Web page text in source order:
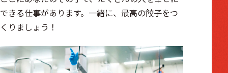
できる仕事があります。一緒に、最高の餃子をつ
くりましょう！